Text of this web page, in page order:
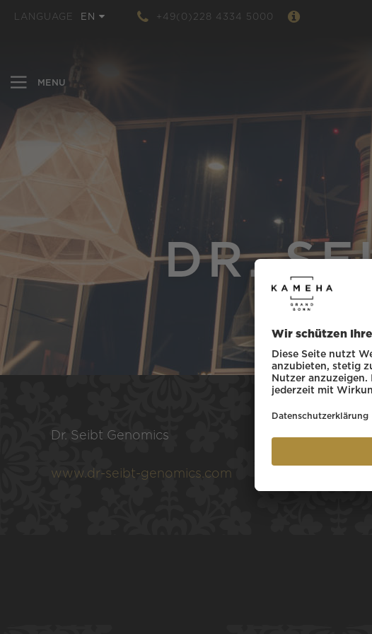
LANGUAGE EN +49(0)228 4334 5000
DR.
Dr. Seibt Genomics
www.dr-seibt-genomics.com